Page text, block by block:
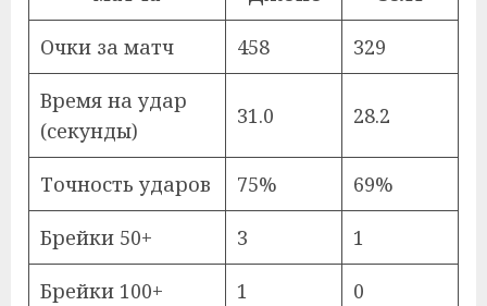
Очки за матч 458 329
Время на удар
(секунды)
31.0 28.2
Точность ударов 75% 69%
Брейки 50+ 3 1
Брейки 100+ 1 0